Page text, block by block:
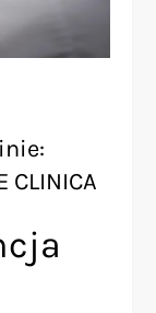
CLINICA